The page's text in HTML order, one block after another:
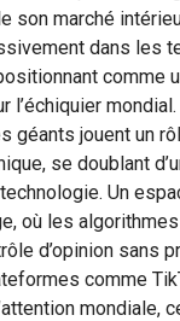
son marché
dans les
comme
l’échiquier mondial.
géants jouent un
se doublant
Un
où les
d’opinion sans
comme
mondiale,